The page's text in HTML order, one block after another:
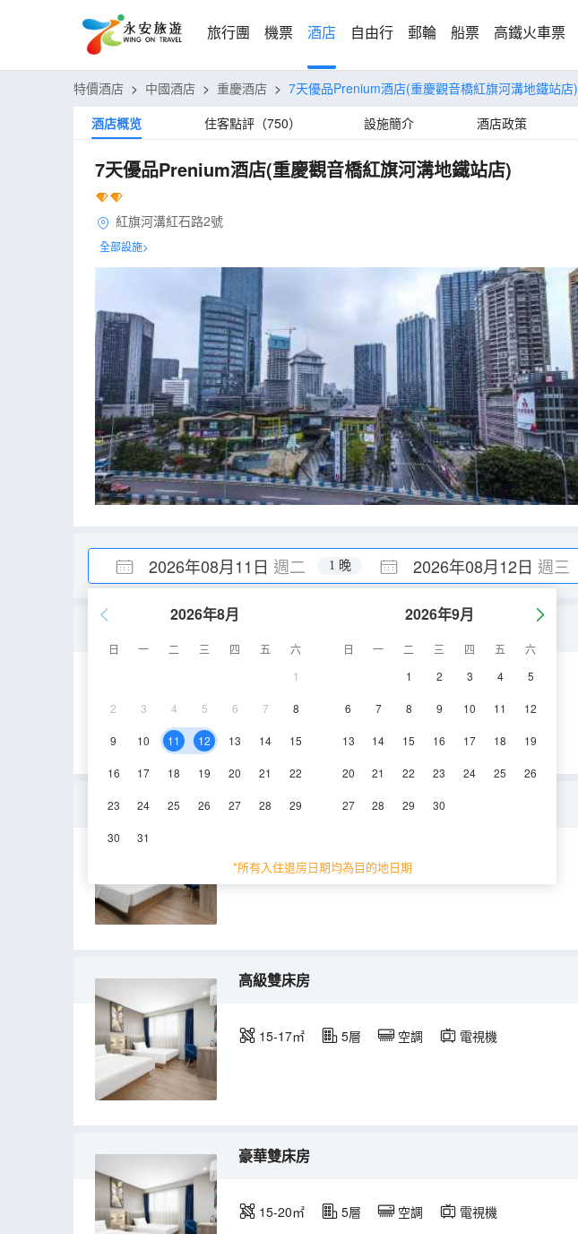
旅行團 機票 酒店 自由行 郵輪 船票 高鐵火車票
特價酒店 > 中國酒店 > 重慶酒店 > 7天優品Prenium酒店(重慶觀音橋紅旗河溝地鐵站店)
酒店概览
住客點評（750） 設施簡介 酒店政策
7天優品Prenium酒店(重慶觀音橋紅旗河溝地鐵站店)
紅旗河溝紅石路2號
全部設施>
2026年08月11日 週二 2026年08月12日 週三
1 晚
2026年8月
日 一 二 三 四 五
六
1
2 3 4 5 6 7 8
9 10 11 12 13 14 15
16 17 18 19 20 21 22
23 24 25 26 27 28 29
30 31
2026年9月
日 一 二 三 四 五
六
1
2 3 4 5
6 7 8 9 10 11 12
13 14 15 16 17 18 19
20 21 22 23 24 25 26
27 28 29 30
*所有入住退房日期均為目的地日期
10-15㎡ 空調 電視機
豪華大床房
10-15㎡ 5層 空調
高級雙床房
15-17㎡ 5層 空調 電視機
豪華雙床房
15-20㎡ 5層 空調 電視機